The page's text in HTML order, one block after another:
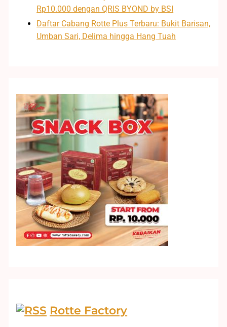
Rp10.000 dengan QRIS BYOND by BSI
Daftar Cabang Rotte Plus Terbaru: Bukit Barisan,
Umban Sari, Delima hingga Hang Tuah
Rotte Factory